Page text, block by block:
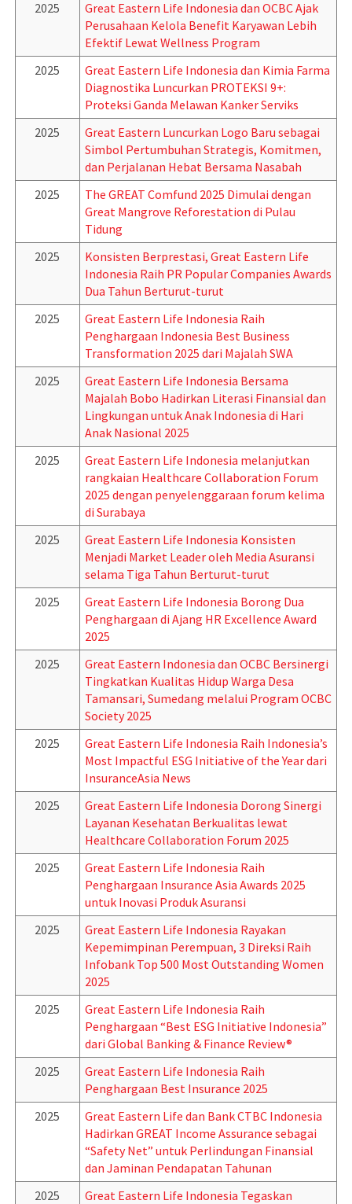
2025
Great Eastern Life Indonesia dan OCBC Ajak
Perusahaan Kelola Benefit Karyawan Lebih
Efektif Lewat Wellness Program
2025
Great Eastern Life Indonesia dan Kimia Farma
Diagnostika Luncurkan PROTEKSI 9+:
Proteksi Ganda Melawan Kanker Serviks
2025
Great Eastern Luncurkan Logo Baru sebagai
Simbol Pertumbuhan Strategis, Komitmen,
dan Perjalanan Hebat Bersama Nasabah
2025
The GREAT Comfund 2025 Dimulai dengan
Great Mangrove Reforestation di Pulau
Tidung
2025
Konsisten Berprestasi, Great Eastern Life
Indonesia Raih PR Popular Companies Awards
Dua Tahun Berturut-turut
2025
Great Eastern Life Indonesia Raih
Penghargaan Indonesia Best Business
Transformation 2025 dari Majalah SWA
2025
Great Eastern Life Indonesia Bersama
Majalah Bobo Hadirkan Literasi Finansial dan
Lingkungan untuk Anak Indonesia di Hari
Anak Nasional 2025
2025
Great Eastern Life Indonesia melanjutkan
rangkaian Healthcare Collaboration Forum
2025 dengan penyelenggaraan forum kelima
di Surabaya
2025
Great Eastern Life Indonesia Konsisten
Menjadi Market Leader oleh Media Asuransi
selama Tiga Tahun Berturut-turut
2025
Great Eastern Life Indonesia Borong Dua
Penghargaan di Ajang HR Excellence Award
2025
2025
Great Eastern Indonesia dan OCBC Bersinergi
Tingkatkan Kualitas Hidup Warga Desa
Tamansari, Sumedang melalui Program OCBC
Society 2025
2025
Great Eastern Life Indonesia Raih Indonesia’s
Most Impactful ESG Initiative of the Year dari
InsuranceAsia News
2025
Great Eastern Life Indonesia Dorong Sinergi
Layanan Kesehatan Berkualitas lewat
Healthcare Collaboration Forum 2025
2025
Great Eastern Life Indonesia Raih
Penghargaan Insurance Asia Awards 2025
untuk Inovasi Produk Asuransi
2025
Great Eastern Life Indonesia Rayakan
Kepemimpinan Perempuan, 3 Direksi Raih
Infobank Top 500 Most Outstanding Women
2025
2025
Great Eastern Life Indonesia Raih
Penghargaan “Best ESG Initiative Indonesia”
dari Global Banking & Finance Review®
2025
Great Eastern Life Indonesia Raih
Penghargaan Best Insurance 2025
2025
Great Eastern Life dan Bank CTBC Indonesia
Hadirkan GREAT Income Assurance sebagai
“Safety Net” untuk Perlindungan Finansial
dan Jaminan Pendapatan Tahunan
2025
Great Eastern Life Indonesia Tegaskan